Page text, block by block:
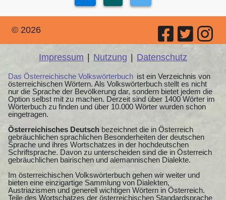
© 2026
Impressum | Nutzung | Datenschutz
Das Österreichische Volkswörterbuch ist ein Verzeichnis von
österreichischen Wörtern. Als Volkswörterbuch stellt es nicht
nur die Sprache der Bevölkerung dar, sondern bietet jedem die
Option selbst mit zu machen. Derzeit sind über 1400 Wörter im
Wörterbuch zu finden und über 10.000 Wörter wurden schon
eingetragen.
Österreichisches Deutsch bezeichnet die in Österreich
gebräuchlichen sprachlichen Besonderheiten der deutschen
Sprache und ihres Wortschatzes in der hochdeutschen
Schriftsprache. Davon zu unterscheiden sind die in Österreich
gebräuchlichen bairischen und alemannischen Dialekte.
Im österreichischen Volkswörterbuch gehen wir weiter und
bieten eine einzigartige Sammlung von Dialekten,
Austriazismen und generell wichtigen Wörtern in Österreich.
Teile des Wortschatzes der österreichischen Standardsprache